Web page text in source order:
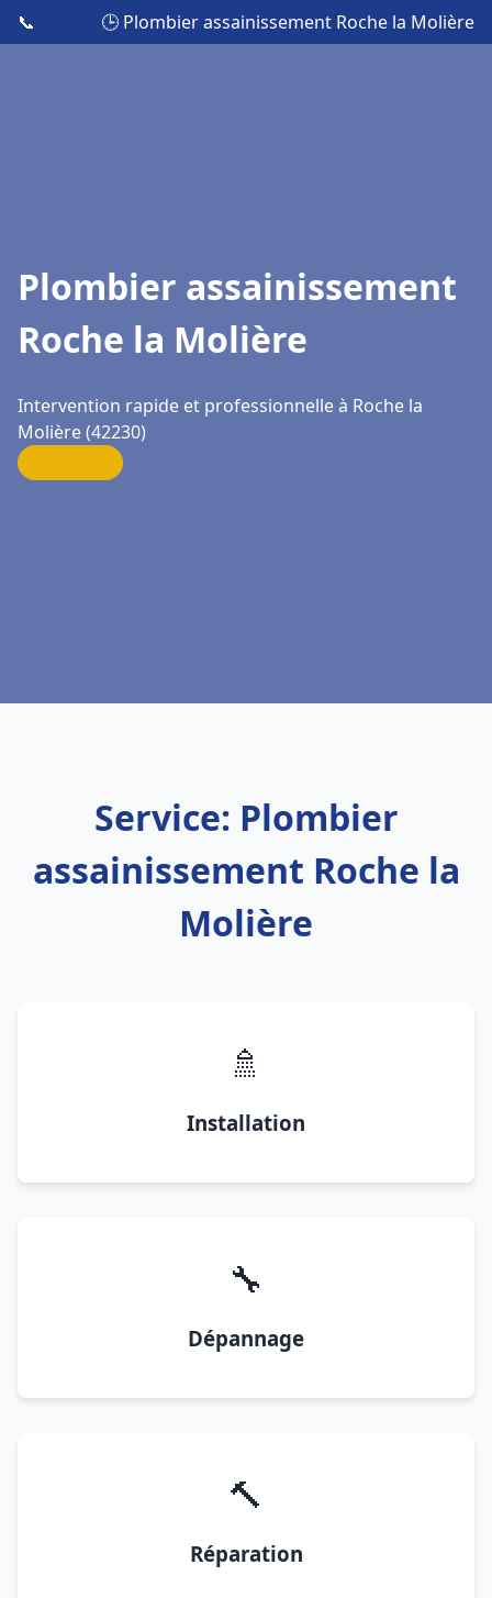
📞 🕒 Plombier assainissement Roche la Molière
Plombier assainissement
Roche la Molière
Intervention rapide et professionnelle à Roche la
Molière (42230)
Service: Plombier
assainissement Roche la
Molière
🚿
Installation
🔧
Dépannage
🔨
Réparation